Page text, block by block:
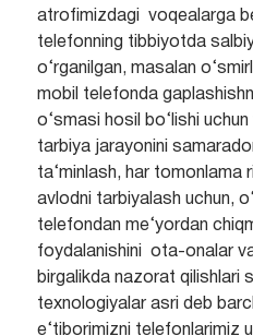
atrofimizdagi voqealarga
telefonning tibbiyotda
o‘rganilgan, masalan
mobil telefonda
o‘smasi hosil bo‘lishi uchun
tarbiya jarayonini
ta‘minlash, har tomonlama
avlodni tarbiyalash uchun,
telefondan me‘yordan
foydalanishini ota-onalar
birgalikda nazorat qilishlari
texnologiyalar asri deb
e‘tiborimizni telefonlarimiz